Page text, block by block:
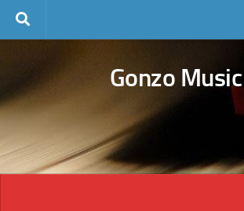
Skip to content
Gonzo Music